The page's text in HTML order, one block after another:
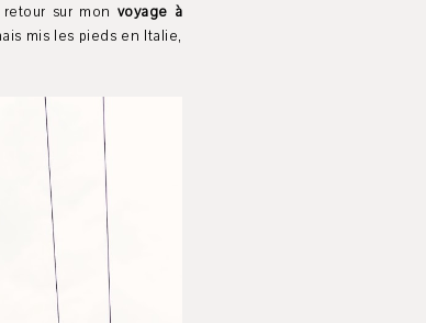
sur mon voyage à
mis les pieds en Italie,